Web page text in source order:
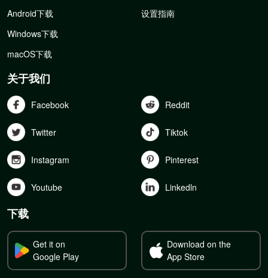
Android下载
Windows下载
macOS下载
设置指南
关于我们
Facebook Reddit
Twitter Tiktok
Instagram Pinterest
Youtube Linkedln
下载
Get it on
Google Play
Download on the
App Store